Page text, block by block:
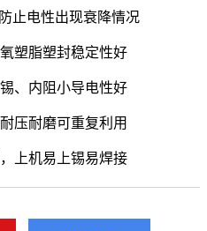
止电性出现衰降情况
塑脂塑封稳定性好
、内阻小导电性好
压耐磨可重复利用
上机易上锡易焊接